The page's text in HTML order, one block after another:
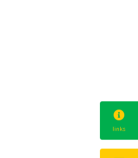
links